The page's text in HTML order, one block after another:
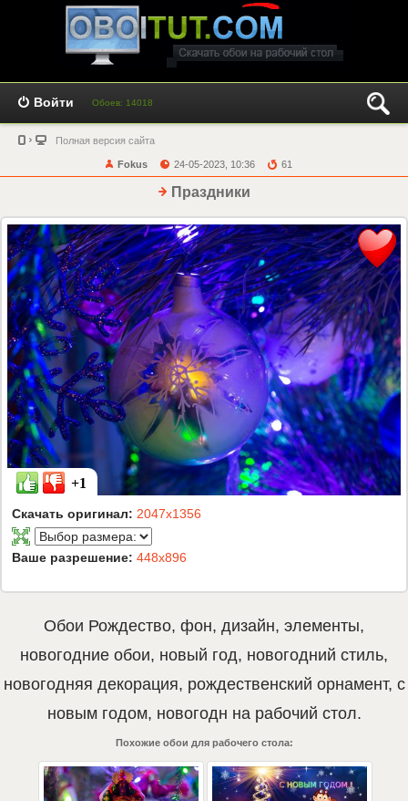
Войти Обоев: 14018
Полная версия сайта
Fokus 24-05-2023, 10:36 61
Праздники
+1
Скачать оригинал: 2047x1356
Ваше разрешение: 448x896
Обои Рождество, фон, дизайн, элементы,
новогодние обои, новый год, новогодний стиль,
новогодняя декорация, рождественский орнамент, с
новым годом, новогодн на рабочий стол.
Похожие обои для рабочего стола: